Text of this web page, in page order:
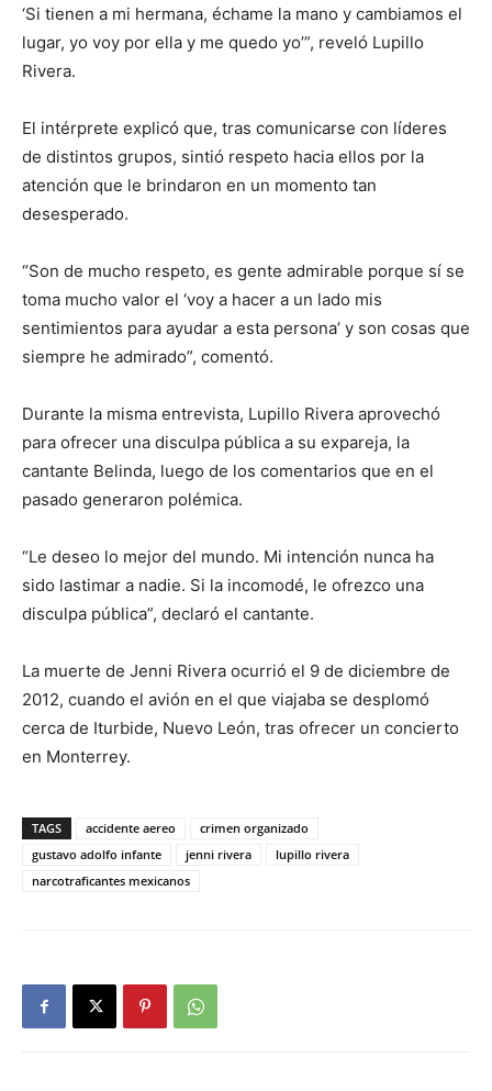
‘Si tienen a mi hermana, échame la mano y cambiamos el
lugar, yo voy por ella y me quedo yo’”, reveló Lupillo
Rivera.
El intérprete explicó que, tras comunicarse con líderes
de distintos grupos, sintió respeto hacia ellos por la
atención que le brindaron en un momento tan
desesperado.
“Son de mucho respeto, es gente admirable porque sí se
toma mucho valor el ‘voy a hacer a un lado mis
sentimientos para ayudar a esta persona’ y son cosas que
siempre he admirado”, comentó.
Durante la misma entrevista, Lupillo Rivera aprovechó
para ofrecer una disculpa pública a su expareja, la
cantante Belinda, luego de los comentarios que en el
pasado generaron polémica.
“Le deseo lo mejor del mundo. Mi intención nunca ha
sido lastimar a nadie. Si la incomodé, le ofrezco una
disculpa pública”, declaró el cantante.
La muerte de Jenni Rivera ocurrió el 9 de diciembre de
2012, cuando el avión en el que viajaba se desplomó
cerca de Iturbide, Nuevo León, tras ofrecer un concierto
en Monterrey.
TAGS accidente aereo
crimen organizado
gustavo adolfo infante
jenni rivera
lupillo rivera
narcotraficantes mexicanos